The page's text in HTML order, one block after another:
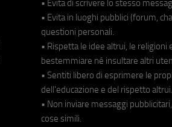
• Evita di scrivere lo stesso
• Evita in luoghi pubblici (forum,
questioni personali.
• Rispetta le idee altrui, le religioni
bestemmiare né insultare altri
• Sentiti libero di esprimere le
dell'educazione e del rispetto altrui.
• Non inviare messaggi
cose simili.